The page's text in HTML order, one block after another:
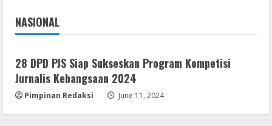
NASIONAL
Jakarta
28 DPD PJS Siap Sukseskan Program Kompetisi
Jurnalis Kebangsaan 2024
Pimpinan Redaksi June 11, 2024